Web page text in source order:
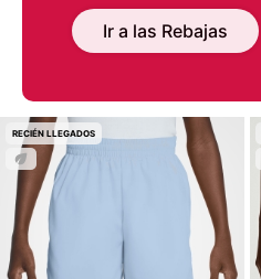
Ir a las Rebajas
RECIÉN LLEGADOS